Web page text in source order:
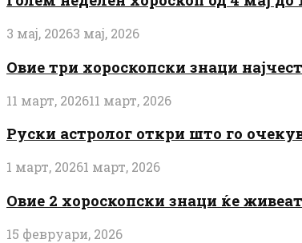
3 мај, 20263 мај, 2026
Овие три хороскопски знаци
11 март, 202611 март, 2026
Руски астролог откри што го
1 март, 20261 март, 2026
Овие 2 хороскопски знаци ќе
15 февруари, 2026